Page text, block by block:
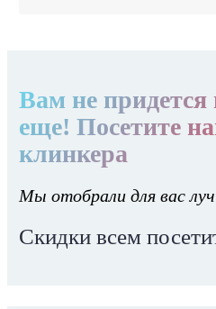
Вам не придется
еще! Посетите
клинкера
Мы отобрали для вас
Скидки всем